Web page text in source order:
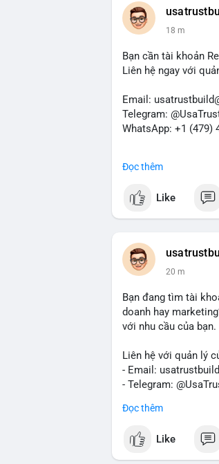
18 m
Bạn cần tài khoản
Liên hệ ngay với
Email:
Telegram:
WhatsApp: +1 (479)
Đọc thêm
Like
20 m
Bạn đang tìm tài
doanh hay
với nhu cầu của bạn.
Liên hệ với quản lý
- Email:
- Telegram:
dịch thuận lợi. Hãy
Đọc thêm
Like